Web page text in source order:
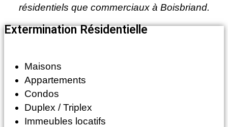
résidentiels que commerciaux à Boisbriand.
Extermination Résidentielle
Maisons
Appartements
Condos
Duplex / Triplex
Immeubles locatifs